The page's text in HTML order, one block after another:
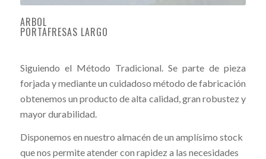
ARBOL
PORTAFRESAS LARGO
Siguiendo el Método Tradicional. Se parte de pieza
forjada y mediante un cuidadoso método de fabricación
obtenemos un producto de alta calidad, gran robustez y
mayor durabilidad.
Disponemos en nuestro almacén de un amplísimo stock
que nos permite atender con rapidez a las necesidades